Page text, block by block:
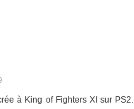
à King of Fighters XI sur PS2.